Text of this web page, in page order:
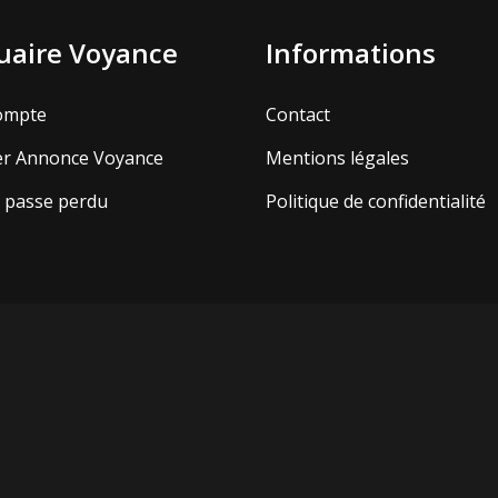
Voyance
Annonce Voyance
perdu
Informations
Contact
Mentions légales
Politique de confidentialité